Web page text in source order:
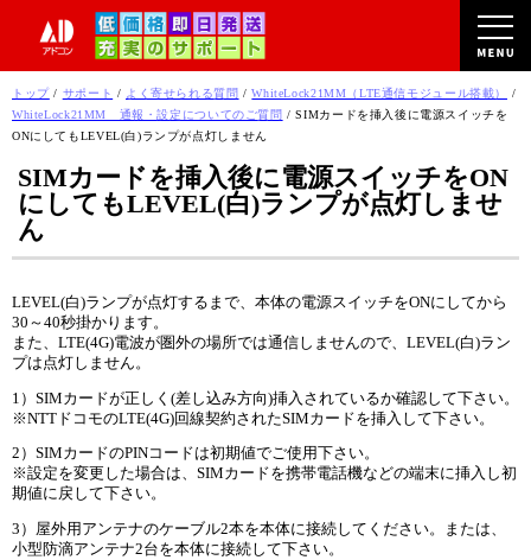
このページの本文へ
現
在
の
置：
トップ/ サポート / よく寄せられる質問 /WhiteLock21MM（LTE通信モジュール搭載）
/
WhiteLock21MM 通報・設定についてのご質問 /SIMカードを挿入後に電源スイッチを
ONにしてもLEVEL(白)ランプが点灯しません
SIMカードを挿入後に電源スイッチをON
にしてもLEVEL(白)ランプが点灯しませ
ん
LEVEL(白)ランプが点灯するまで、本体の電源スイッチをONにしてから
30～40秒掛かります。
また、LTE(4G)電波が圏外の場所では通信しませんので、LEVEL(白)ラン
プは点灯しません。
1）SIMカードが正しく(差し込み方向)挿入されているか確認して下さい。
※NTTドコモのLTE(4G)回線契約されたSIMカードを挿入して下さい。
2）SIMカードのPINコードは初期値でご使用下さい。
※設定を変更した場合は、SIMカードを携帯電話機などの端末に挿入し初
期値に戻して下さい。
3）屋外用アンテナのケーブル2本を本体に接続してください。または、
小型防滴アンテナ2台を本体に接続して下さい。